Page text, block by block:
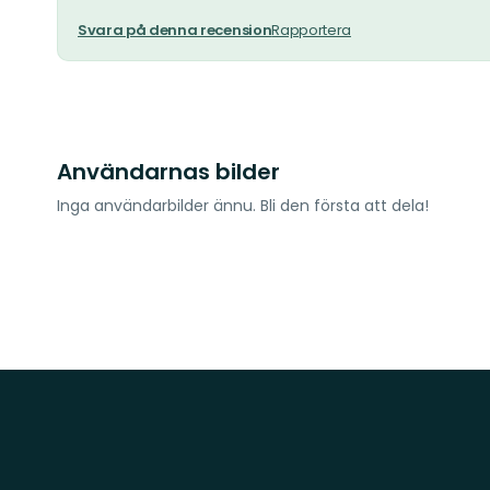
Svara på denna recensionRapportera
Användarnas bilder
Inga användarbilder ännu. Bli den första att dela!